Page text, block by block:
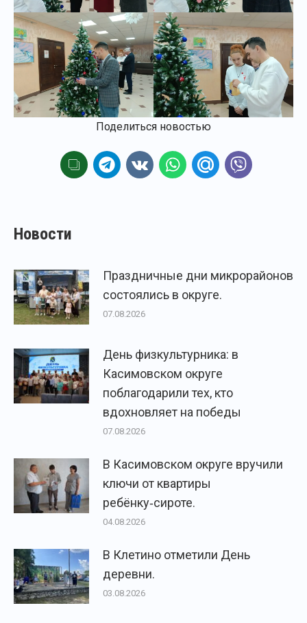
Поделиться новостью
Новости
Праздничные дни микрорайонов
состоялись в округе.
07.08.2026
День физкультурника: в
Касимовском округе
поблагодарили тех, кто
вдохновляет на победы
07.08.2026
В Касимовском округе вручили
ключи от квартиры
ребёнку‑сироте.
04.08.2026
В Клетино отметили День
деревни.
03.08.2026